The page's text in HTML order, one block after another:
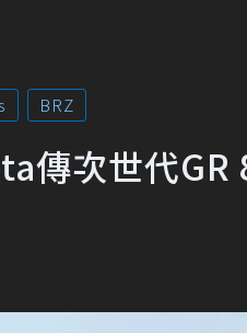
BRZ
傳次世代GR